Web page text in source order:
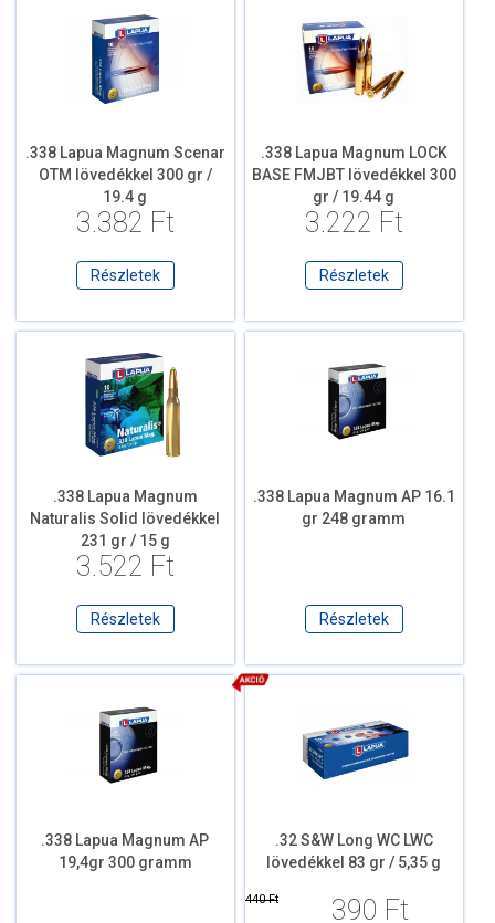
.338 Lapua Magnum Scenar
OTM lövedékkel 300 gr /
19.4 g
3.382 Ft
Részletek
.338 Lapua Magnum LOCK
BASE FMJBT lövedékkel 300
gr / 19.44 g
3.222 Ft
Részletek
.338 Lapua Magnum
Naturalis Solid lövedékkel
231 gr / 15 g
3.522 Ft
Részletek
.338 Lapua Magnum AP 16.1
gr 248 gramm
Részletek
.338 Lapua Magnum AP
19,4gr 300 gramm
.32 S&W Long WC LWC
lövedékkel 83 gr / 5,35 g
440 Ft 390 Ft